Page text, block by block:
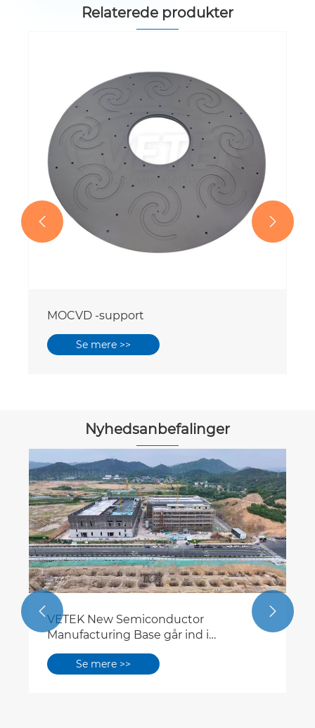
Relaterede produkter
MOCVD -support
Se mere >>
 
Nyhedsanbefalinger
VETEK New Semiconductor
Manufacturing Base går ind i
renrumskonstruktionsfasen
Se mere >>
 